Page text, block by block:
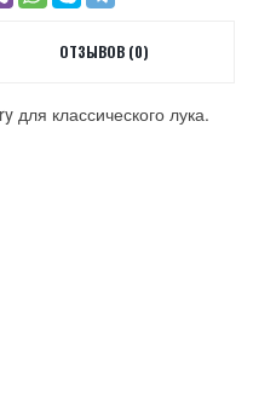
ОТЗЫВОВ (0)
для классического лука.